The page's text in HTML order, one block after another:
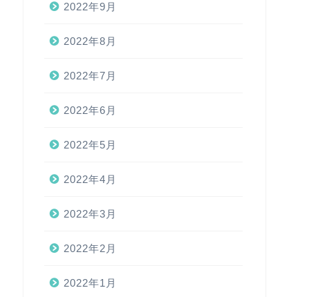
2022年9月
2022年8月
2022年7月
2022年6月
2022年5月
2022年4月
2022年3月
2022年2月
2022年1月